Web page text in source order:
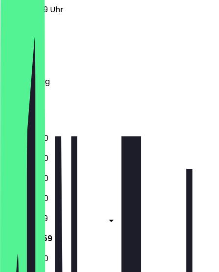
11:00 - 23:59 Uhr
Dienstag
Mittwoch
Donnerstag
Freitag
Samstag
Sonntag
11:00 - 22:00
11:00 - 22:00
11:00 - 22:00
11:00 - 22:00
11:00 - 23:59
11:00 - 23:59
11:00 - 22:00